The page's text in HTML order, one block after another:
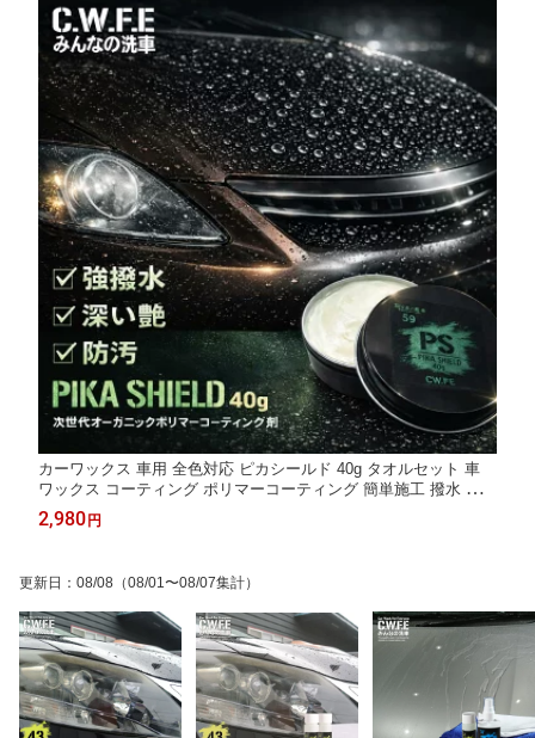
カーワックス 車用 全色対応 ピカシールド 40g タオルセット 車
ワックス コーティング ポリマーコーティング 簡単施工 撥水 艶出
し 洗車用品 洗車グッズ 洗車セット マイクロファイバークロス 黄
砂 汚れ防止 静電防止
2,980 円
更新日 ： 08/08 （08/01〜08/07集計）